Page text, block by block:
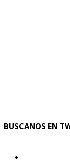
BUSCANOS EN